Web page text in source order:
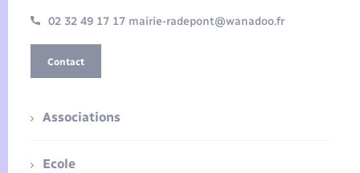
02 32 49 17 17 mairie-radepont@wanadoo.fr
Contact
Associations
Ecole